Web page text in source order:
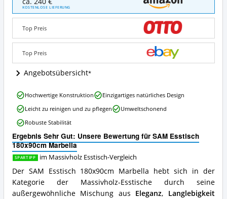
Esstisch
180x90cm
Marbella
Angebote:
Wo
dieser
Massivholz
Esstisch
KOSTENLOSE LIEFERUNG
Top Preis
Top Preis
Angebotsübersicht
Ergebnis Sehr Gut: Unsere Bewertung für SAM Esstisch
180x90cm Marbella
SPARTIPP im Massivholz Esstisch-Vergleich
Der SAM Esstisch 180x90cm Marbella hebt sich in der
Kategorie der Massivholz-Esstische durch seine
außergewöhnliche Mischung aus Eleganz, Langlebigkeit
SAM
Esstisch
180x90cm
Marbella
Vorteile:
Was
spricht
für
diesen
Massivholz
Esstisch?
Hochwertige Konstruktion
Einzigartiges natürliches Design
Leicht zu reinigen und zu pflegen
Umweltschonend
Robuste Stabilität